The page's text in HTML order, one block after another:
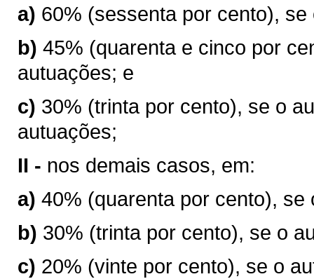
a) 60% (sessenta por cento),
b) 45% (quarenta e cinco por
autuações; e
c) 30% (trinta por cento), se o
autuações;
II - nos demais casos, em:
a) 40% (quarenta por cento),
b) 30% (trinta por cento), se o
c) 20% (vinte por cento), se o